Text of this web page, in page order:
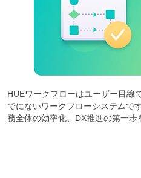
HUEワークフローはユーザー目線
でにないワークフローシステムで
務全体の効率化、DX推進の第一歩